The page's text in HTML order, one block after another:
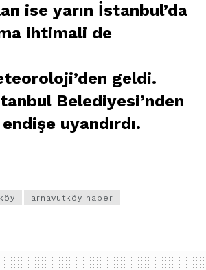
ise yarın İstanbul’da
ihtimali de
geldi.
Belediyesi’nden
uyandırdı.
arnavutköy haber